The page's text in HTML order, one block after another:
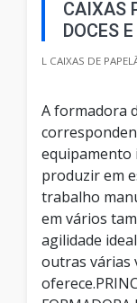
CAIXAS
DOCES
L CAIXAS DE
A formadora
equipamento
produzir em
trabalho
em vários
agilidade
outras várias